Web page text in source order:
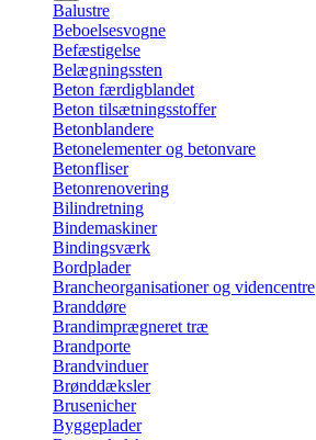
Balustre
Beboelsesvogne
Befæstigelse
Belægningssten
Beton færdigblandet
Beton tilsætningsstoffer
Betonblandere
Betonelementer og betonvare
Betonfliser
Betonrenovering
Bilindretning
Bindemaskiner
Bindingsværk
Bordplader
Brancheorganisationer og videncentre
Branddøre
Brandimprægneret træ
Brandporte
Brandvinduer
Brønddæksler
Brusenicher
Byggeplader